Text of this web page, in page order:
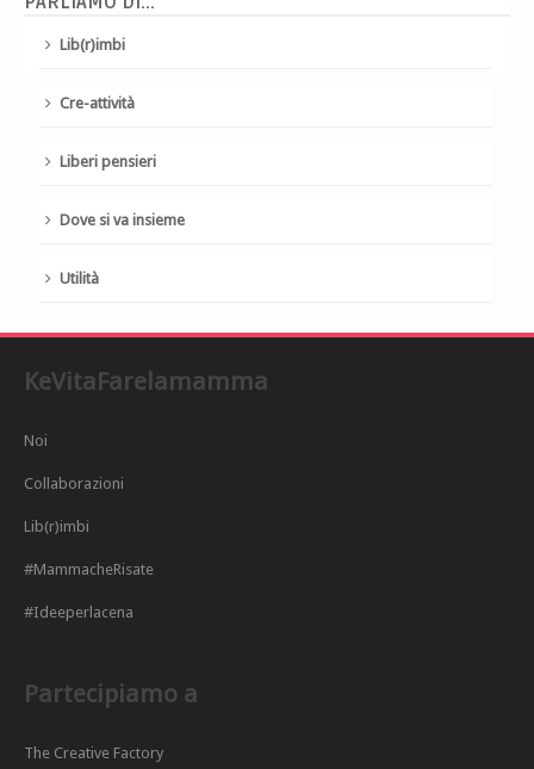
Lib(r)imbi
Cre-attività
Liberi pensieri
Dove si va insieme
Utilità
KeVitaFarelamamma
Noi
Collaborazioni
Lib(r)imbi
#MammacheRisate
#Ideeperlacena
Partecipiamo a
The Creative Factory